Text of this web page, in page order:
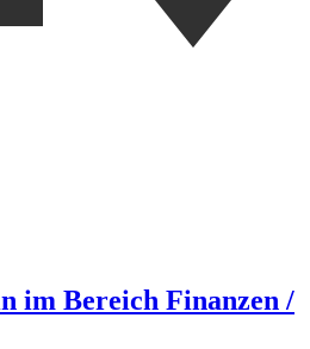
im Bereich Finanzen /